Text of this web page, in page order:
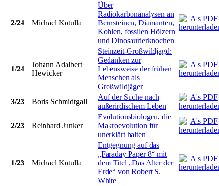
2/24 Michael Kotulla
Über
Radiokarbonanalysen an
Bernsteinen, Diamanten,
Kohlen, fossilen Hölzern
und Dinosaurierknochen
1/24
Johann Adalbert
Hewicker
Steinzeit-Großwildjagd:
Gedanken zur
Lebensweise der frühen
Menschen als
Großwildjäger
3/23
Boris Schmidtgall
Auf der Suche nach
außerirdischem Leben
2/23 Reinhard Junker
Evolutionsbiologen, die
Makroevolution für
unerklärt halten
1/23 Michael Kotulla
Entgegnung auf das
„Faraday Paper 8“ mit
dem Titel „Das Alter der
Erde“ von Robert S.
White